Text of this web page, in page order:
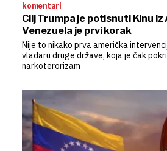
komentari
Cilj Trumpa je potisnuti Kinu iz
Venezuela je prvi korak
Nije to nikako prva američka
vladaru druge države, koja je čak
narkoterorizam